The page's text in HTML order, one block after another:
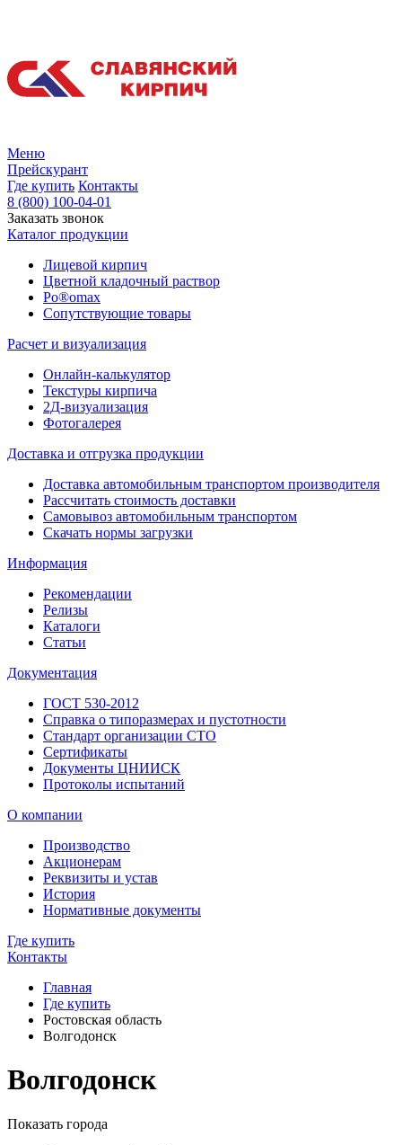
Меню
Прейскурант
Где купить Контакты
8 (800) 100-04-01
Заказать звонок
Каталог продукции
Лицевой кирпич
Цветной кладочный раствор
Po®omax
Сопутствующие товары
Расчет и визуализация
Онлайн-калькулятор
Текстуры кирпича
2Д-визуализация
Фотогалерея
Доставка и отгрузка продукции
Доставка автомобильным транспортом производителя
Рассчитать стоимость доставки
Самовывоз автомобильным транспортом
Скачать нормы загрузки
Информация
Рекомендации
Релизы
Каталоги
Статьи
Документация
ГОСТ 530-2012
Справка о типоразмерах и пустотности
Стандарт организации СТО
Сертификаты
Документы ЦНИИСК
Протоколы испытаний
О компании
Производство
Акционерам
Реквизиты и устав
История
Нормативные документы
Где купить
Контакты
Главная
Где купить
Ростовская область
Волгодонск
Волгодонск
Показать города